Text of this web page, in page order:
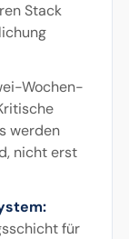
Stack
Wochen-
werden
nicht erst
für